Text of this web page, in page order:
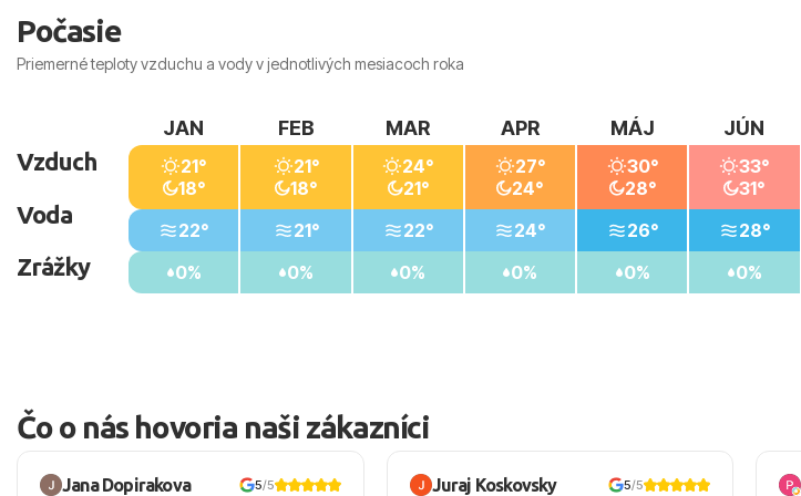
Počasie
Priemerné teploty vzduchu a vody v jednotlivých mesiacoch roka
Vzduch
Voda
Zrážky
JAN
21°
18°
22°
0%
FEB
21°
18°
21°
0%
MAR
24°
21°
22°
0%
APR
27°
24°
24°
0%
MÁJ
30°
28°
26°
0%
JÚN
33°
31°
28°
0%
Čo o nás hovoria naši zákazníci
Jana Dopirakova 5/5 Juraj Koskovsky 5/5